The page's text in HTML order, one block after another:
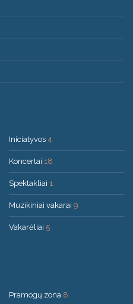
Iniciatyvos 4
Koncertai 18
Spektakliai 1
Muzikiniai vakarai 9
Vakarėliai 5
Pramogų zona 8